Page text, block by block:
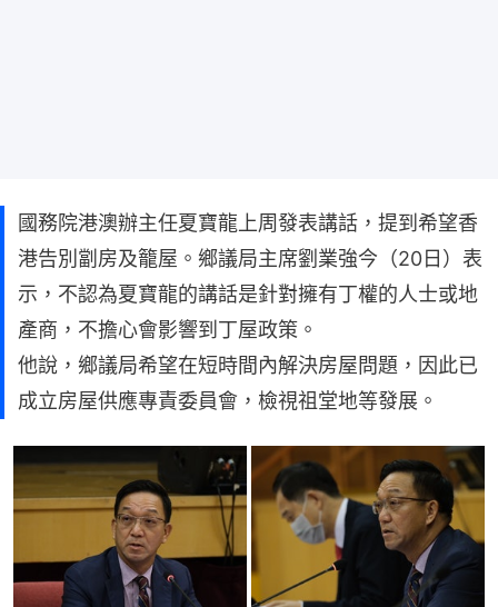
國務院港澳辦主任夏寶龍上周發表講話，提到希望香
港告別劏房及籠屋。鄉議局主席劉業強今（20日）表
示，不認為夏寶龍的講話是針對擁有丁權的人士或地
產商，不擔心會影響到丁屋政策。
他說，鄉議局希望在短時間內解決房屋問題，因此已
成立房屋供應專責委員會，檢視祖堂地等發展。